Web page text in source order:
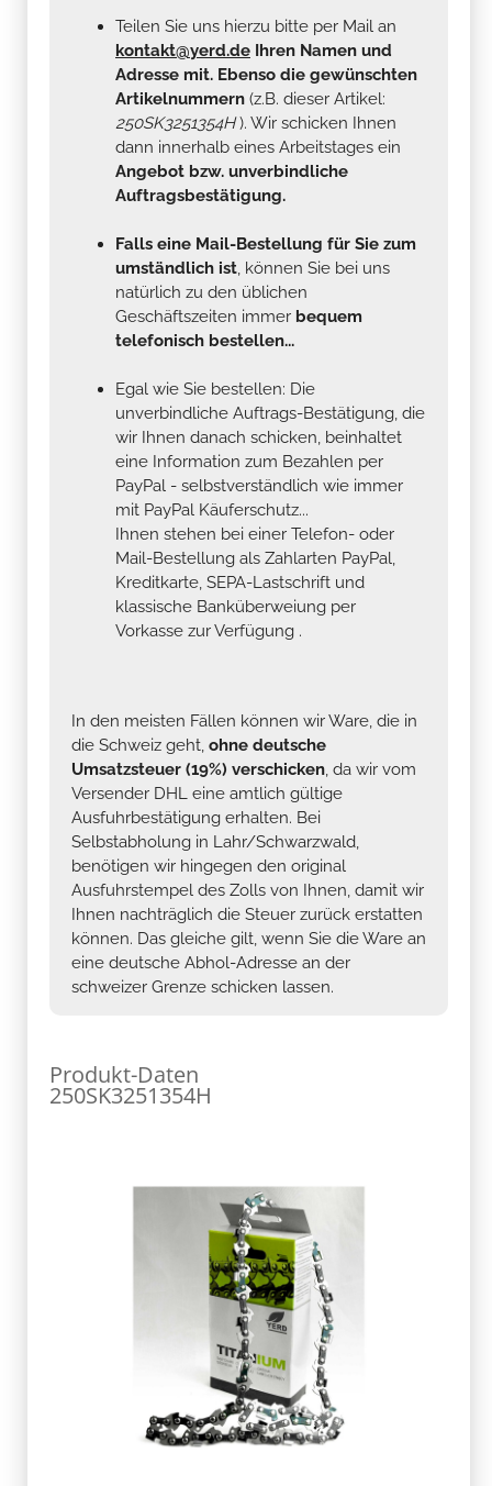
Teilen Sie uns hierzu bitte per Mail an
kontakt@yerd.de Ihren Namen und
Adresse mit. Ebenso die gewünschten
Artikelnummern (z.B. dieser Artikel:
250SK3251354H). Wir schicken Ihnen
dann innerhalb eines Arbeitstages ein
Angebot bzw. unverbindliche
Auftragsbestätigung.
Falls eine Mail-Bestellung für Sie zum
umständlich ist, können Sie bei uns
natürlich zu den üblichen
Geschäftszeiten immer bequem
telefonisch bestellen...
Egal wie Sie bestellen: Die
unverbindliche Auftrags-Bestätigung, die
wir Ihnen danach schicken, beinhaltet
eine Information zum Bezahlen per
PayPal - selbstverständlich wie immer
mit PayPal Käuferschutz...
Ihnen stehen bei einer Telefon- oder
Mail-Bestellung als Zahlarten PayPal,
Kreditkarte, SEPA-Lastschrift und
klassische Banküberweiung per
Vorkasse zur Verfügung .
In den meisten Fällen können wir Ware, die in
die Schweiz geht, ohne deutsche
Umsatzsteuer (19%) verschicken, da wir vom
Versender DHL eine amtlich gültige
Ausfuhrbestätigung erhalten. Bei
Selbstabholung in Lahr/Schwarzwald,
benötigen wir hingegen den original
Ausfuhrstempel des Zolls von Ihnen, damit wir
Ihnen nachträglich die Steuer zurück erstatten
können. Das gleiche gilt, wenn Sie die Ware an
eine deutsche Abhol-Adresse an der
schweizer Grenze schicken lassen.
Produkt-Daten
250SK3251354H